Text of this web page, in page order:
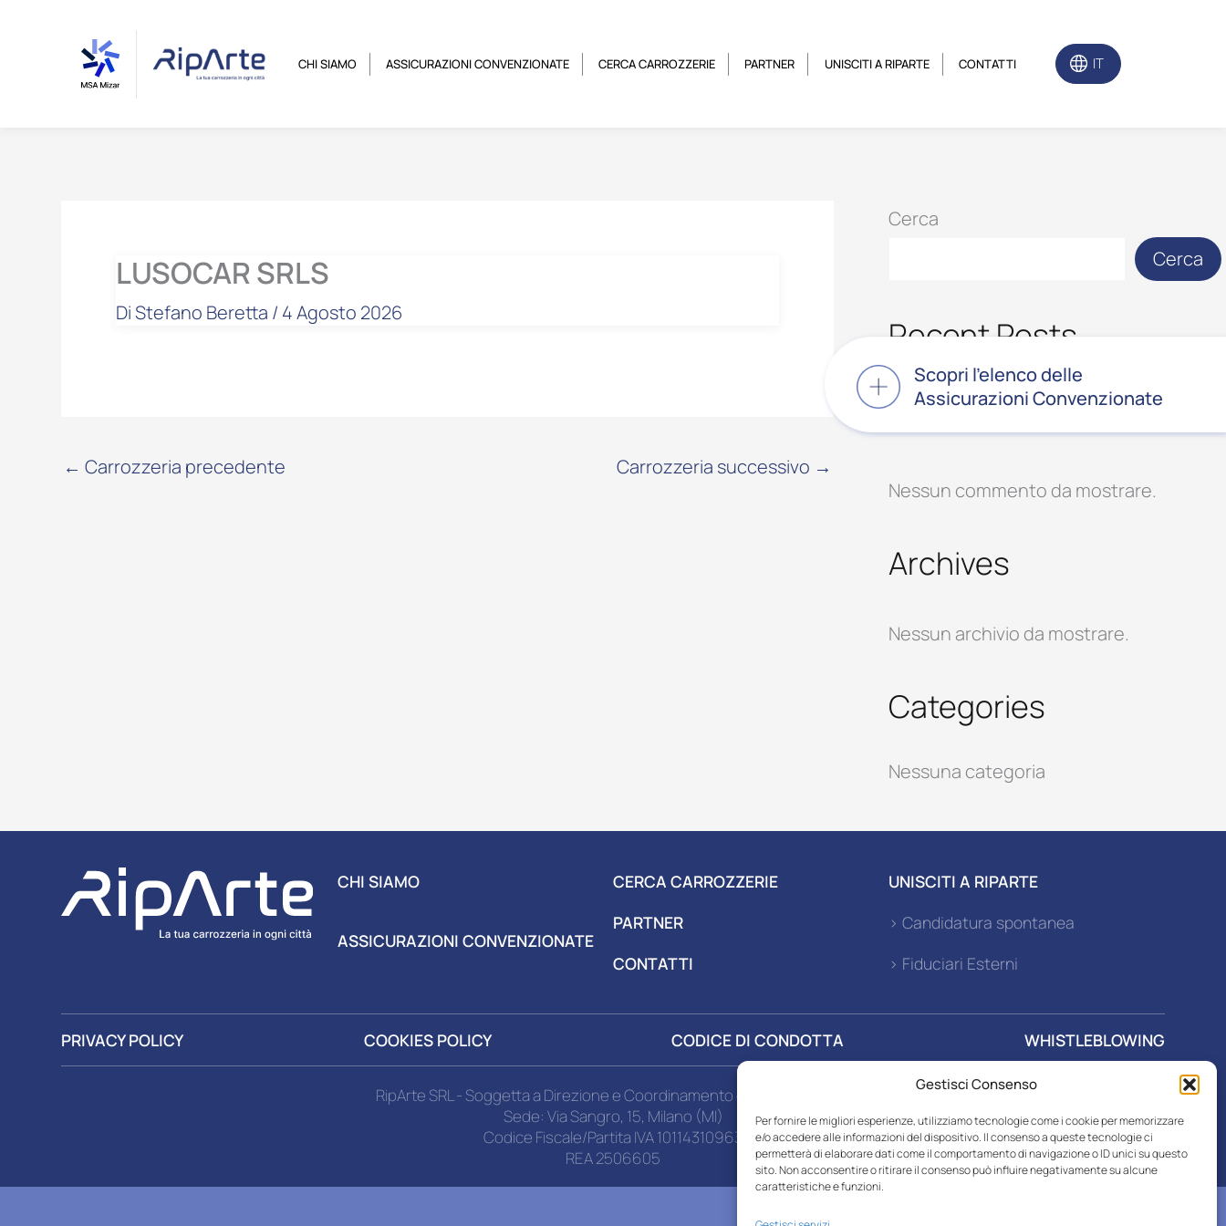
Gestisci Consenso
Per fornire le migliori esperienze, utilizziamo tecnologie come i cookie per memorizzare
e/o accedere alle informazioni del dispositivo. Il consenso a queste tecnologie ci
permetterà di elaborare dati come il comportamento di navigazione o ID unici su questo
sito. Non acconsentire o ritirare il consenso può influire negativamente su alcune
caratteristiche e funzioni.
contenuto
CHI SIAMO ASSICURAZIONI CONVENZIONATE CERCA CARROZZERIE PARTNER UNISCITI A RIPARTE CONTATTI IT
LUSOCAR SRLS
DiStefano Beretta / 4 Agosto 2026
← Carrozzeria precedente Carrozzeria successivo →
Cerca
Cerca
Recent Posts
Recent Comments
Nessun commento da mostrare.
Archives
Nessun archivio da mostrare.
Categories
Nessuna categoria
Scopri l’elenco delle
Assicurazioni Convenzionate
CHI SIAMO
ASSICURAZIONI CONVENZIONATE
CERCA CARROZZERIE
PARTNER
CONTATTI
UNISCITI A RIPARTE
> Candidatura spontanea
> Fiduciari Esterni
PRIVACY POLICY COOKIES POLICY CODICE DI CONDOTTA WHISTLEBLOWING
RipArte SRL - Soggetta a Direzione e Coordinamento di MSA Mizar SPA
Sede: Via Sangro, 15, Milano (MI)
Codice Fiscale/Partita IVA 10114310963
REA 2506605